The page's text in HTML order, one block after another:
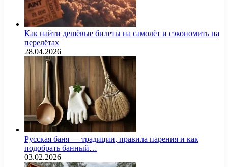
Как найти дешёвые билеты на самолёт и сэкономить на
перелётах
28.04.2026
Русская баня — традиции, правила парения и как
подобрать банный…
03.02.2026